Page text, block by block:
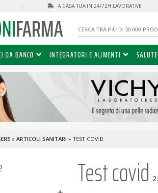
A CASA TUA IN 24/72H LAVORATIVE
DA BANCO INTEGRATORI E ALIMENTI
» ARTICOLI SANITARI » TEST COVID
Test covid